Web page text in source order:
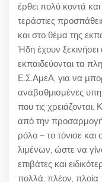
έρθει πολύ κοντά
τεράστιες
και στο θέμα της
Ήδη έχουν
εκπαιδεύονται τα
Ε.Σ.ΑμεΑ, για να
αναβαθμισμένες
που τις
από την προσαρμογή
ρόλο – το τόνισε
λιμένων, ώστε να
επιβάτες και
πολλά, πλέον, πλοία